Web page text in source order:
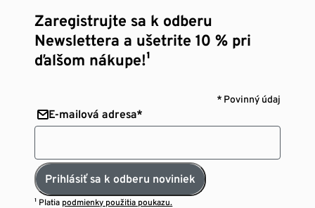
Zaregistrujte sa k odberu
Newslettera a ušetrite 10 % pri
ďalšom nákupe!¹
* Povinný údaj
E-mailová adresa*
Prihlásiť sa k odberu noviniek
¹ Platia podmienky použitia poukazu.